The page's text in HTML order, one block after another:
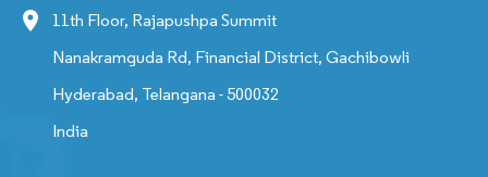
11th Floor, Rajapushpa Summit
Nanakramguda Rd, Financial District, Gachibowli
Hyderabad, Telangana - 500032
India